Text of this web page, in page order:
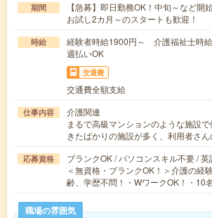
期間
【急募】即日勤務OK！中旬～など
お試し2カ月～のスタートも歓迎！
時給
経験者時給1900円～ 介護福祉士時
週払いOK
交通費
交通費全額支給
仕事内容
介護関連
まるで高級マンションのような施設
きたばかりの施設が多く、利用者さ
応募資格
ブランクOK / パソコンスキル不要 /
＜無資格・ブランクOK！＞介護の経
齢、学歴不問！・WワークOK！・10
職場の雰囲気